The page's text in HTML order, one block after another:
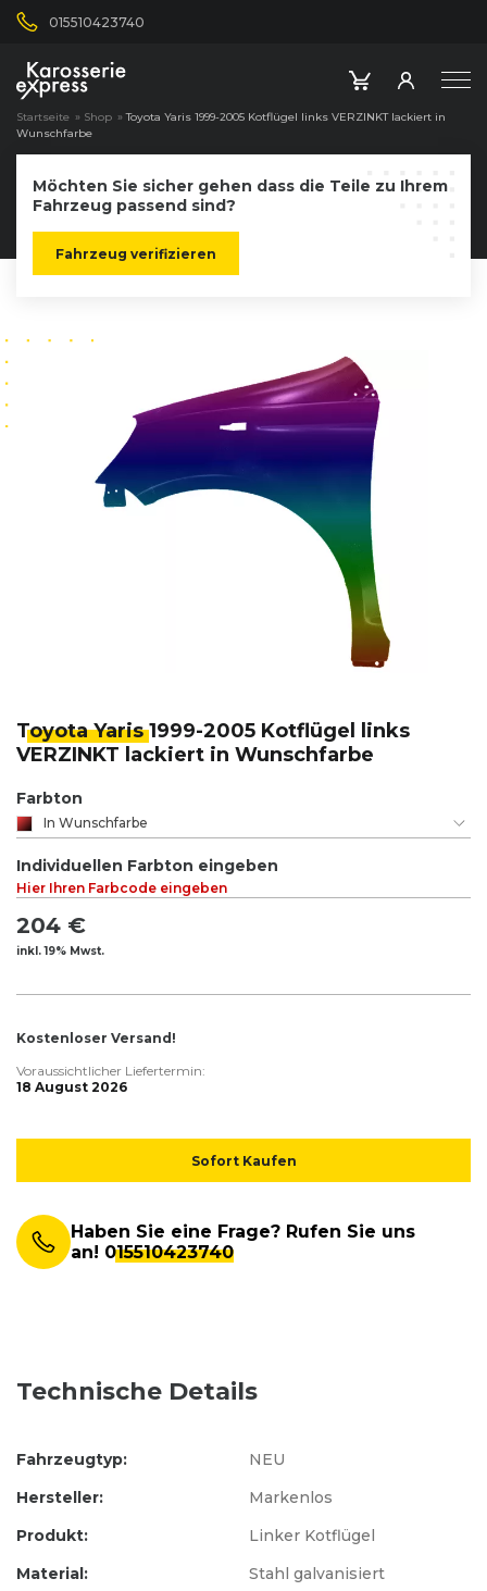
015510423740
Startseite » Shop »Toyota Yaris 1999-2005 Kotflügel links VERZINKT lackiert in
Wunschfarbe
Möchten Sie sicher gehen dass die Teile zu Ihrem
Fahrzeug passend sind?
Fahrzeug verifizieren
Toyota Yaris1999-2005 Kotflügel links
VERZINKT lackiert in Wunschfarbe
Farbton
In Wunschfarbe
Individuellen Farbton eingeben
Hier Ihren Farbcode eingeben
204 €
inkl. 19% Mwst.
Kostenloser Versand!
Voraussichtlicher Liefertermin:
18 August 2026
Sofort Kaufen
Haben Sie eine Frage? Rufen Sie uns
an! 015510423740
Technische Details
Hersteller:
Markenlos
Produkt:
Linker Kotflügel
Fahrzeugtyp: NEU
Material:
Stahl galvanisiert